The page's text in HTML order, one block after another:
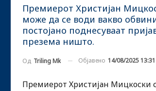
Премиерот Христијан
може да се води вакво
постојано поднесуваат
презема ништо.
Од Triling Mk Објавено 14/08/2025 13:31
Премиерот Христијан Мицкоски